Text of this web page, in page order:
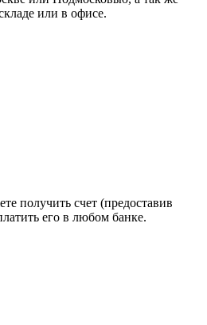
или в офисе.
получить счет (предоставив
его в любом банке.